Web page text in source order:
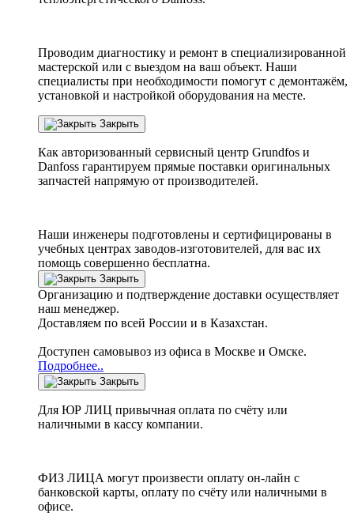
Проводим диагностику и ремонт в специализированной
мастерской или с выездом на ваш объект. Наши
специалисты при необходимости помогут с демонтажём,
установкой и настройкой оборудования на месте.
Закрыть
Как авторизованный сервисный центр Grundfos и
Danfoss гарантируем прямые поставки оригинальных
запчастей напрямую от производителей.
Наши инженеры подготовлены и сертифицированы в
учебных центрах заводов-изготовителей, для вас их
помощь совершенно бесплатна.
Закрыть
Организацию и подтверждение доставки осуществляет
наш менеджер.
Доставляем по всей России и в Казахстан.
Доступен самовывоз из офиса в Москве и Омске.
Подробнее..
Закрыть
Для ЮР ЛИЦ привычная оплата по счёту или
наличными в кассу компании.
ФИЗ ЛИЦА могут произвести оплату он-лайн с
банковской карты, оплату по счёту или наличными в
офисе.